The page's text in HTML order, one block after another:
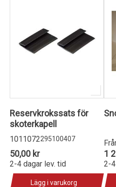
Reservkrokssats för
skoterkapell
1011072295100407
50,00 kr
2-4 dagar lev. tid
Lägg i varukorg
1
2-